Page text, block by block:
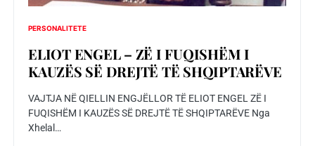
PERSONALITETE
ELIOT ENGEL – ZË I FUQISHËM I
KAUZËS SË DREJTË TË SHQIPTARËVE
VAJTJA NË QIELLIN ENGJËLLOR TË ELIOT ENGEL ZË I
FUQISHËM I KAUZËS SË DREJTË TË SHQIPTARËVE Nga
Xhelal…